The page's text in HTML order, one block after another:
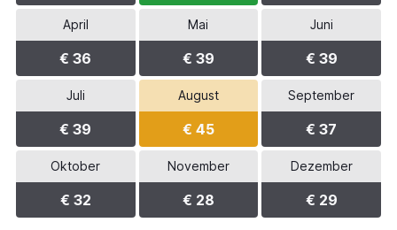
April
€ 36
Mai
€ 39
Juni
€ 39
Juli
€ 39
August
€ 45
September
€ 37
Oktober
€ 32
November
€ 28
Dezember
€ 29